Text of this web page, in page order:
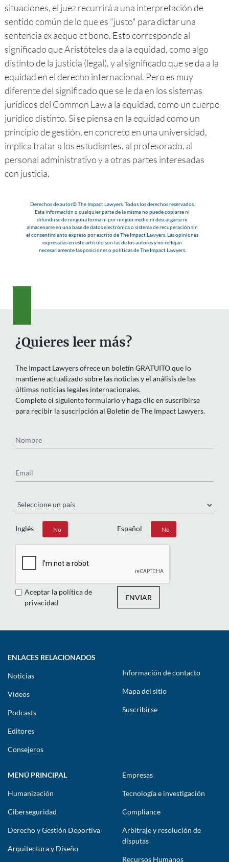
situaciones, el juez recurrirá a una interpretación de
sentido común de lo que es "justo" para dictar una
sentencia ex aequo et bono. Esto corresponde al
significado que Aristóteles da a la equidad, como algo
distinto de la justicia (legal), y al significado que se da a la
equidad en el derecho internacional. Pero es muy
diferente del significado que se le da en los sistemas
jurídicos del Common Law a la equidad, como un cuerpo
jurídico distinto. Si se piensa en la equidad como un
principio de gestión, en concreto en una universidad,
implica tratar a los estudiantes, al profesorado, al
personal administrativo y a otras partes interesadas
con justicia.
Derechos de autor© The Impact Lawyers. Todos los derechos reservados.
Esta información o cualquier parte de la misma no puede copiarse ni
difundirse de ninguna forma ni por ningún medio ni descargarse ni
almacenarse en una base de datos electrónica o sistema de recuperación sin
el consentimiento expreso por escrito de The Impact Lawyers. Las opiniones
expresadas en este artículo son las de los autores y no reflejan
necesariamente las posiciones o políticas de The Impact Lawyers.
¿Quieres leer más?
The Impact Lawyers ofrece un boletín GRATUITO que lo
mantiene actualizado sobre las noticias y el análisis de las
últimas noticias legales internacionales.
Complete el siguiente formulario y haga clic en suscribirse
para recibir la suscripción al Boletín de The Impact Lawyers.
Inglés
Sí No Español
Sí No
Aceptar la política de
privacidad
ENVIAR
ENLACES RELACIONADOS
Noticias
Vídeos
Podcasts
Editores
Consejeros
Información de contacto
Mapa del sitio
Suscribirse
MENÚ PRINCIPAL
Humanización
Ciberseguridad
Derecho y Gestión Deportiva
Arquitectura y Diseño
Empresas
Tecnología e investigación
Compliance
Arbitraje y resolución de
disputas
Recursos Humanos